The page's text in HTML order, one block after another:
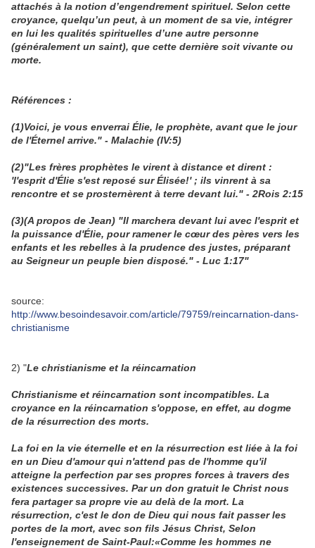
attachés à la notion d’engendrement spirituel. Selon cette
croyance, quelqu’un peut, à un moment de sa vie, intégrer
en lui les qualités spirituelles d’une autre personne
(généralement un saint), que cette dernière soit vivante ou
morte.
Références :
(1)Voici, je vous enverrai Élie, le prophète, avant que le jour
de l'Éternel arrive." - Malachie (IV:5)
(2)"Les frères prophètes le virent à distance et dirent :
'l'esprit d'Élie s'est reposé sur Élisée!' ; ils vinrent à sa
rencontre et se prosternèrent à terre devant lui." - 2Rois 2:15
(3)(A propos de Jean) "Il marchera devant lui avec l'esprit et
la puissance d'Élie, pour ramener le cœur des pères vers les
enfants et les rebelles à la prudence des justes, préparant
au Seigneur un peuple bien disposé." - Luc 1:17"
source:
http://www.besoindesavoir.com/article/79759/reincarnation-dans-
christianisme
2) "Le christianisme et la réincarnation
Christianisme et réincarnation sont incompatibles. La
croyance en la réincarnation s'oppose, en effet, au dogme
de la résurrection des morts.
La foi en la vie éternelle et en la résurrection est liée à la foi
en un Dieu d'amour qui n'attend pas de l'homme qu'il
atteigne la perfection par ses propres forces à travers des
existences successives. Par un don gratuit le Christ nous
fera partager sa propre vie au delà de la mort. La
résurrection, c'est le don de Dieu qui nous fait passer les
portes de la mort, avec son fils Jésus Christ, Selon
l'enseignement de Saint-Paul:«Comme les hommes ne